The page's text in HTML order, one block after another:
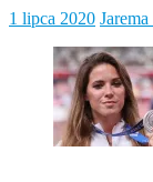
1 lipca 2020